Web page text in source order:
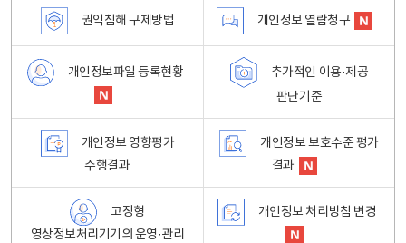
권익침해 구제방법 개인정보 열람청구
개인정보파일 등록현황
추가적인 이용·제공
판단기준
개인정보 영향평가
수행결과
개인정보 보호수준 평가
결과
고정형
영상정보처리기기의 운영·관리
개인정보 처리방침 변경